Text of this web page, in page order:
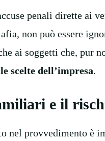
penali dirette ai
non può essere
ai soggetti che, pur
scelte dell’impresa.
e il
nel provvedimento è